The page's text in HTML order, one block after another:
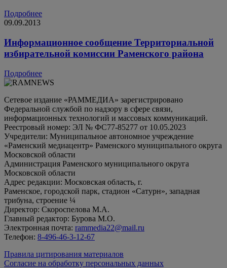
Подробнее
09.09.2013
Информационное сообщение Территориальной
избирательной комиссии Раменского района
Подробнее
Сетевое издание «РАММЕДИА» зарегистрировано
Федеральной службой по надзору в сфере связи,
информационных технологий и массовых коммуникаций.
Реестровый номер: ЭЛ № ФС77-85277 от 10.05.2023
Учредители: Муниципальное автономное учреждение
«Раменский медиацентр» Раменского муниципального округа
Московской области
Администрация Раменского муниципального округа
Московской области
Адрес редакции: Московская область, г.
Раменское, городской парк, стадион «Сатурн», западная
трибуна, строение ¼
Директор: Скороспелова М.А.
Главный редактор: Бурова М.О.
Электронная почта: rammedia22@mail.ru
Телефон: 8-496-46-3-12-67
Правила цитирования материалов
Согласие на обработку персональных данных